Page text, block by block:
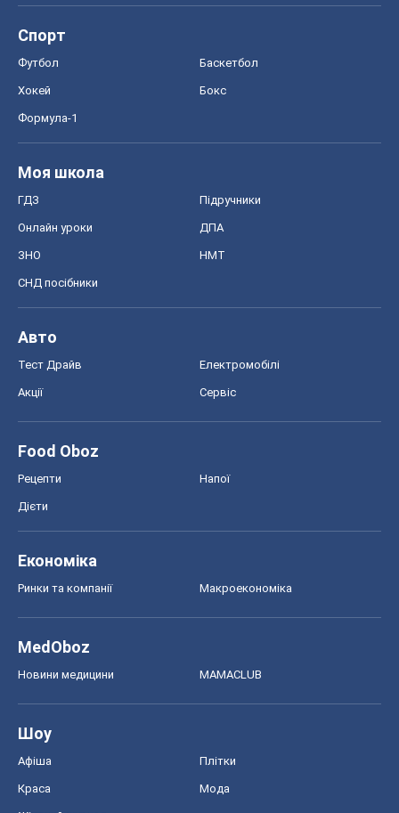
Спорт
Футбол Баскетбол
Хокей Бокс
Формула-1
Моя школа
ГДЗ Підручники
Онлайн уроки ДПА
ЗНО НМТ
СНД посібники
Авто
Тест Драйв Електромобілі
Акції Сервіс
Food Oboz
Рецепти Напої
Дієти
Економіка
Ринки та компанії Макроекономіка
MedOboz
Новини медицини MAMACLUB
Шоу
Афіша Плітки
Краса Мода